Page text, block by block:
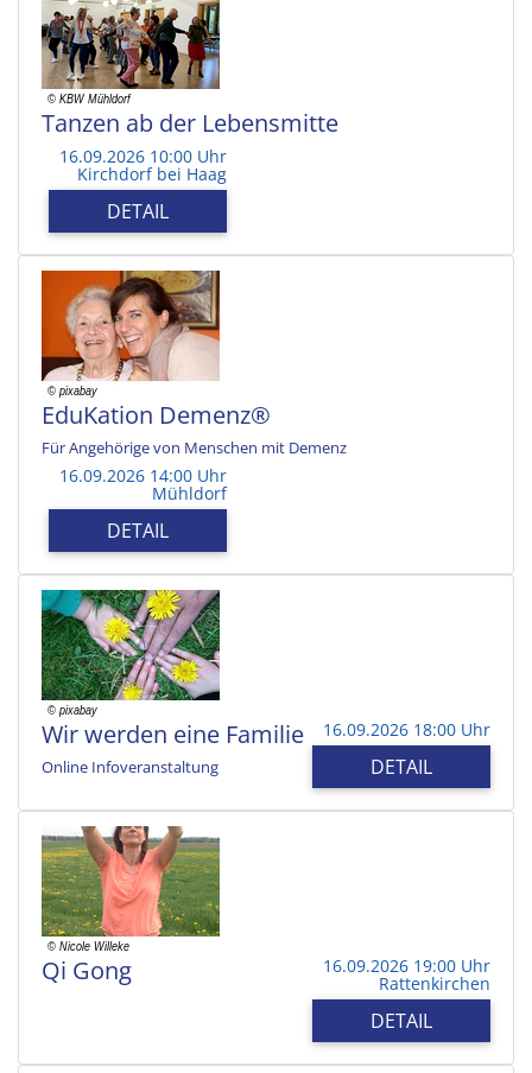
Tanzen ab der Lebensmitte
16.09.2026 10:00 Uhr
Kirchdorf bei Haag
DETAIL
EduKation Demenz®
Für Angehörige von Menschen mit Demenz
16.09.2026 14:00 Uhr
Mühldorf
DETAIL
Wir werden eine Familie
Online Infoveranstaltung
16.09.2026 18:00 Uhr
DETAIL
Qi Gong 16.09.2026 19:00 Uhr
Rattenkirchen
DETAIL